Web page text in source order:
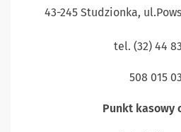
43-245 Studzionka,
tel. (32) 44
508 015
Punkt kasowy